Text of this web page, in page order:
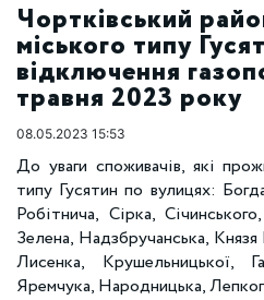
Чортківський
міського типу
відключення
травня 2023 року
08.05.2023 15:53
До уваги споживачів, які
типу Гусятин по вулицях:
Робітнича, Сірка,
Зелена, Надзбручанська,
Лисенка, Крушельницької,
Яремчука, Народницька,